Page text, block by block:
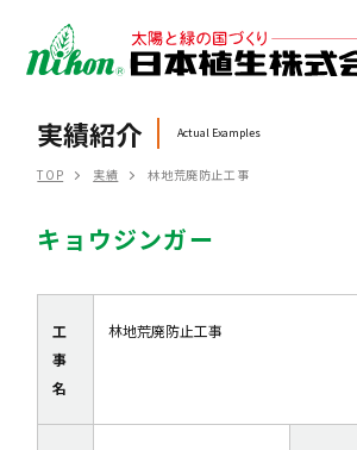
MENU
実績紹介 Actual Examples
TOP 実績 林地荒廃防止工事
キョウジンガー
工
事
名
林地荒廃防止工事